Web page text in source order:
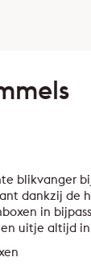
blikvanger
dankzij de
in
uitje altijd